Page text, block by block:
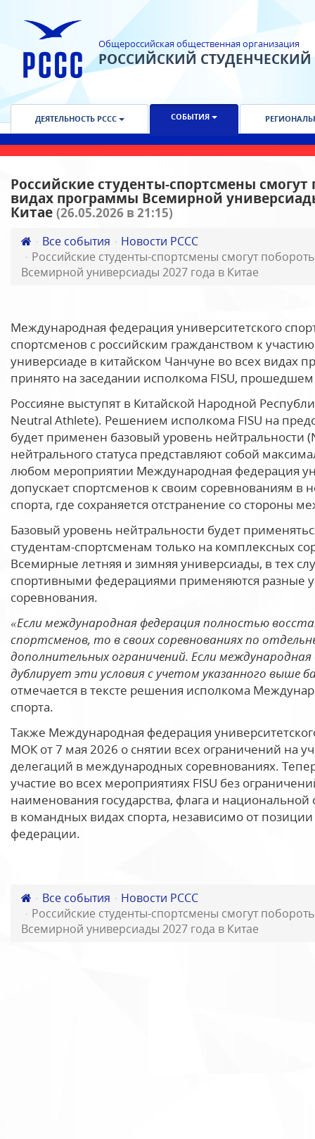
Общероссийская общественная организация
РОССИЙСКИЙ
ДЕЯТЕЛЬНОСТЬ РССС СОБЫТИЯ
Российские студенты-спортсмены смогут
видах программы Всемирной
Китае (26.05.2026 в 21:15)
Все события
Новости РССС
Российские студенты-спортсмены смогут
Всемирной универсиады 2027 года в Китае
Международная федерация университетского
спортсменов с российским гражданством к
универсиаде в китайском Чанчуне во всех
принято на заседании исполкома FISU,
Россияне выступят в Китайской Народной
Neutral Athlete). Решением исполкома FISU на
будет применен базовый уровень нейтральности
нейтрального статуса представляют собой
любом мероприятии Международная федерация
допускает спортсменов к своим соревнованиям в
спорта, где сохраняется отстранение со стороны
Базовый уровень нейтральности будет
студентам-спортсменам только на комплексных
Всемирные летняя и зимняя универсиады, в тех
спортивными федерациями применяются разные
соревнования.
«Если международная федерация полностью
спортсменов, то в своих соревнованиях по
дополнительных ограничений. Если международная
дублирует эти условия с учетом указанного выше
отмечается в тексте решения исполкома
спорта.
Также Международная федерация
МОК от 7 мая 2026 о снятии всех ограничений на
делегаций в международных соревнованиях.
участие во всех мероприятиях FISU без
наименования государства, флага и
в командных видах спорта, независимо от
федерации.
Все события
Новости РССС
Российские студенты-спортсмены смогут
Всемирной универсиады 2027 года в Китае